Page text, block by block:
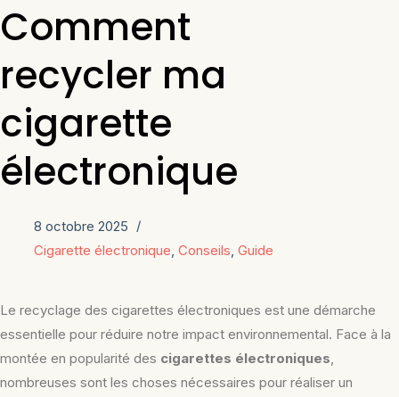
Comment
recycler ma
cigarette
électronique
8 octobre 2025
Cigarette électronique, Conseils, Guide
Le recyclage des cigarettes électroniques est une démarche
essentielle pour réduire notre impact environnemental. Face à la
montée en popularité des cigarettes électroniques,
nombreuses sont les choses nécessaires pour réaliser un